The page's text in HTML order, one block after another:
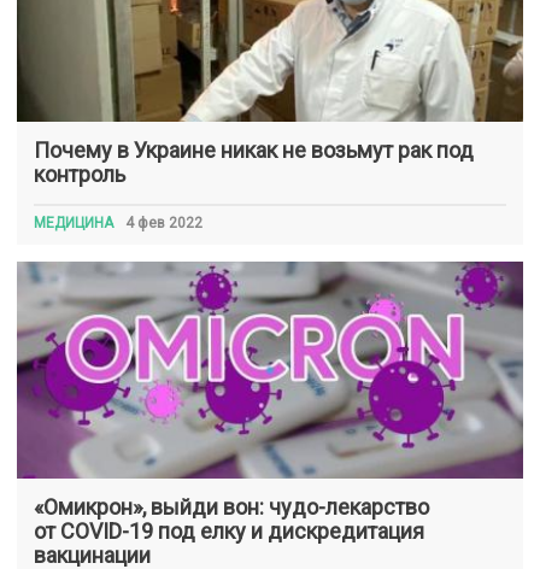
Почему в Украине никак не возьмут рак под
контроль
МЕДИЦИНА 4 фев 2022
«Омикрон», выйди вон: чудо-лекарство
от COVID-19 под елку и дискредитация
вакцинации